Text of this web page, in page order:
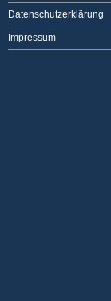
Datenschutzerklärung
Impressum